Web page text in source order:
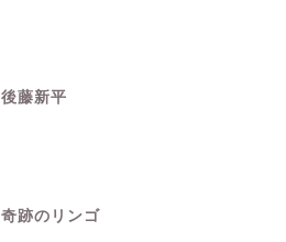
後藤新平
奇跡のリンゴ